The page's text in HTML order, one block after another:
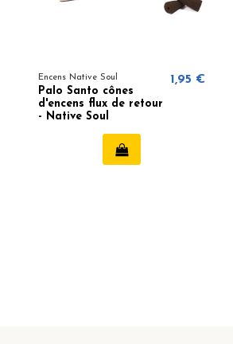
Encens Native Soul
Palo Santo cônes
d'encens flux de retour
- Native Soul
1,95 €